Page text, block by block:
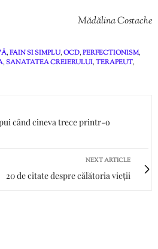
Mădălina Costache
,FAIN SI SIMPLU,OCD,PERFECTIONISM,
,SANATATEA CREIERULUI,TERAPEUT,
când cineva trece printr-o
NEXT ARTICLE
20 de citate despre călătoria vieții